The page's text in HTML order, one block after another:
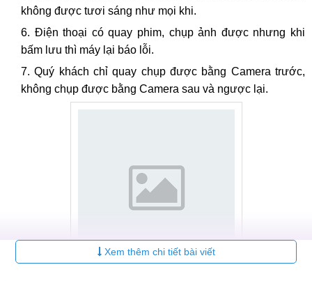
không được tươi sáng như mọi khi.
Điện thoại có quay phim, chụp ảnh được nhưng khi
bấm lưu thì máy lại báo lỗi.
Quý khách chỉ quay chụp được bằng Camera trước,
không chụp được bằng Camera sau và ngược lại.
Xem thêm chi tiết bài viết